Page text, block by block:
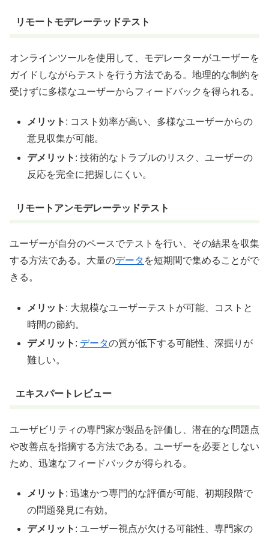
リモートモデレーテッドテスト
オンラインツールを使用して、モデレーターがユーザーを
ガイドしながらテストを行う方法である。地理的な制約を
受けずに多様なユーザーからフィードバックを得られる。
メリット : コスト効率が高い、多様なユーザーからの
意見収集が可能。
デメリット : 技術的なトラブルのリスク、ユーザーの
反応を完全に把握しにくい。
リモートアンモデレーテッドテスト
ユーザーが自分のペースでテストを行い、その結果を収集
する方法である。大量のデータ を短期間で集めることがで
きる。
メリット : 大規模なユーザーテストが可能、コストと
時間の節約。
デメリット : データの質が低下する可能性、深掘りが
難しい。
エキスパートレビュー
ユーザビリティの専門家が製品を評価し、潜在的な問題点
や改善点を指摘する方法である。ユーザーを必要としない
ため、迅速なフィードバックが得られる。
メリット : 迅速かつ専門的な評価が可能、初期段階で
の問題発見に有効。
デメリット : ユーザー視点が欠ける可能性、専門家の